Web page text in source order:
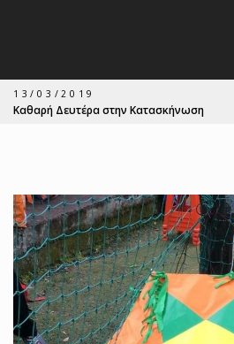
13/03/2019
Καθαρή Δευτέρα στην Κατασκήνωση